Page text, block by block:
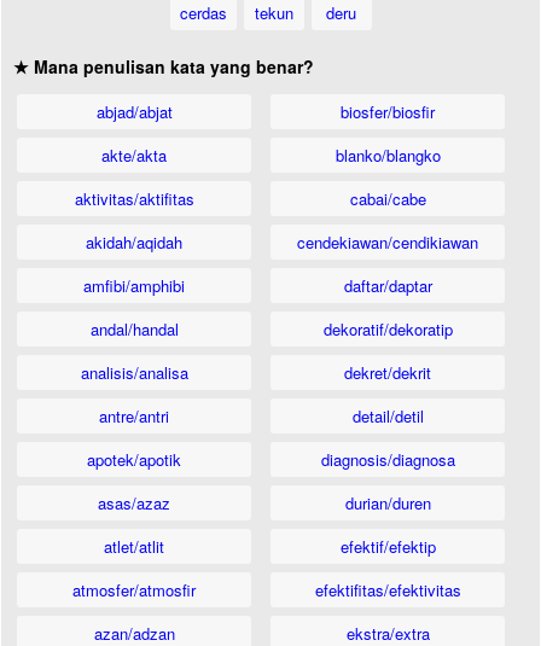
cerdas
tekun deru
★ Mana penulisan kata yang benar?
abjad/abjat
akte/akta
aktivitas/aktifitas
akidah/aqidah
amfibi/amphibi
andal/handal
analisis/analisa
antre/antri
apotek/apotik
asas/azaz
atlet/atlit
atmosfer/atmosfir
azan/adzan
biosfer/biosfir
blanko/blangko
cabai/cabe
cendekiawan/cendikiawan
daftar/daptar
dekoratif/dekoratip
dekret/dekrit
detail/detil
diagnosis/diagnosa
durian/duren
efektif/efektip
efektifitas/efektivitas
ekstra/extra